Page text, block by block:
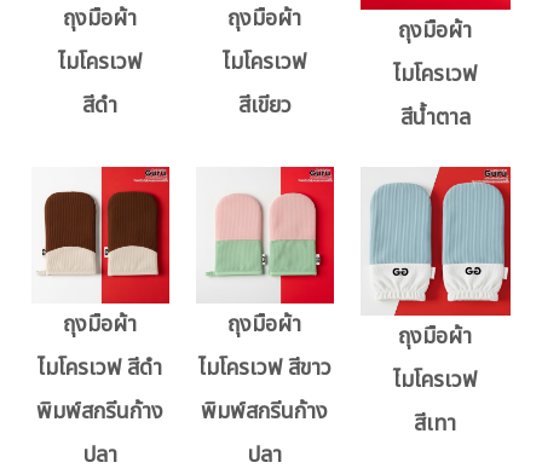
ถุงมือผ้า
ไมโครเวฟ
สีดำ
ถุงมือผ้า
ไมโครเวฟ
สีเขียว
ถุงมือผ้า
ไมโครเวฟ
สีน้ำตาล
ถุงมือผ้า
ไมโครเวฟ สีดำ
พิมพ์สกรีนก้าง
ปลา
ถุงมือผ้า
ไมโครเวฟ สีขาว
พิมพ์สกรีนก้าง
ปลา
ถุงมือผ้า
ไมโครเวฟ
สีเทา